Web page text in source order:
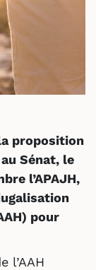
proposition
Sénat, le
l’APAJH,
pour
l’AAH